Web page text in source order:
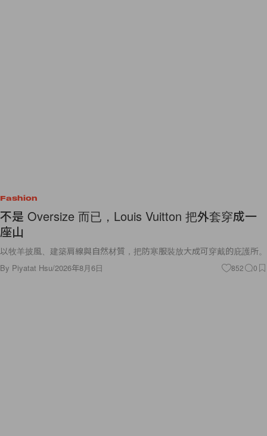
Fashion
不是 Oversize 而已，Louis Vuitton 把外套穿成一
座山
以牧羊披風、建築肩線與自然材質，把防寒服裝放大成可穿戴的庇護所。
By Piyatat Hsu/2026年8月6日 852 0